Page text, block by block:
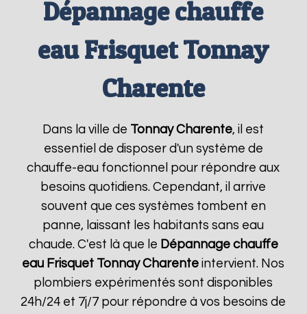
Dépannage chauffe
eau Frisquet Tonnay
Charente
Dans la ville de Tonnay Charente, il est
essentiel de disposer d'un système de
chauffe-eau fonctionnel pour répondre aux
besoins quotidiens. Cependant, il arrive
souvent que ces systèmes tombent en
panne, laissant les habitants sans eau
chaude. C'est là que le Dépannage chauffe
eau Frisquet Tonnay Charente intervient. Nos
plombiers expérimentés sont disponibles
24h/24 et 7j/7 pour répondre à vos besoins de